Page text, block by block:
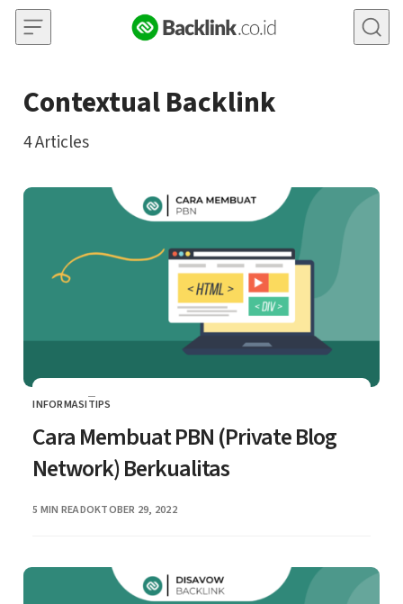
Skip to content
Contextual Backlink
4Articles
CATEGORY
INFORMASITIPS
Cara Membuat PBN (Private Blog
Network) Berkualitas
5 MIN READPUBLISHED
OKTOBER 29, 2022